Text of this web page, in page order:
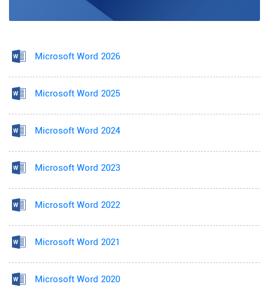
Microsoft Word 2026
Microsoft Word 2025
Microsoft Word 2024
Microsoft Word 2023
Microsoft Word 2022
Microsoft Word 2021
Microsoft Word 2020